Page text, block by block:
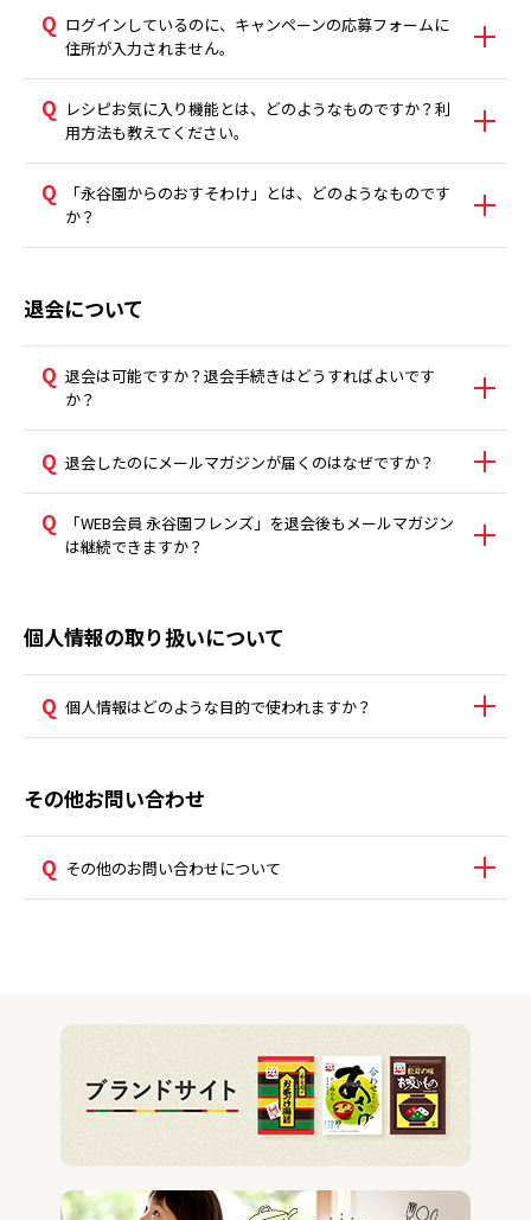
ログインしているのに、キャンペーンの応募フォームに
住所が入力されません。
レシピお気に入り機能とは、どのようなものですか？利
用方法も教えてください。
「永谷園からのおすそわけ」とは、どのようなものです
か？
退会について
退会は可能ですか？退会手続きはどうすればよいです
か？
退会したのにメールマガジンが届くのはなぜですか？
「WEB会員 永谷園フレンズ」を退会後もメールマガジン
は継続できますか？
個人情報の取り扱いについて
個人情報はどのような目的で使われますか？
その他お問い合わせ
その他のお問い合わせについて